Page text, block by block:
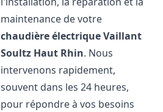
maintenance de votre
chaudière électrique Vaillant
Soultz Haut Rhin. Nous
intervenons rapidement,
souvent dans les 24 heures,
pour répondre à vos besoins